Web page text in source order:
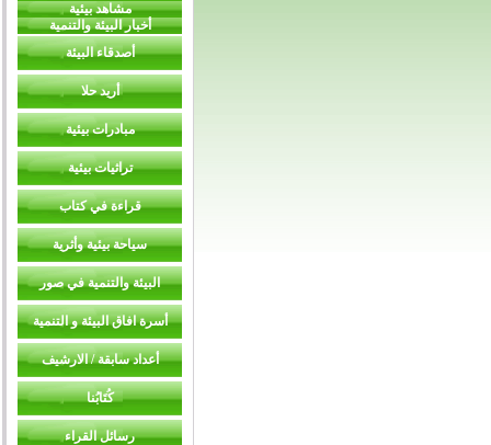
مشاهد بيئية
أخبار البيئة والتنمية
أصدقاء البيئة
أريد حلا
مبادرات بيئية
تراثيات بيئية
قراءة في كتاب
سياحة بيئية وأثرية
البيئة والتنمية في صور
أسرة افاق البيئة و التنمية
أعداد سابقة / الارشيف
كُتَابُنا
رسائل القراء